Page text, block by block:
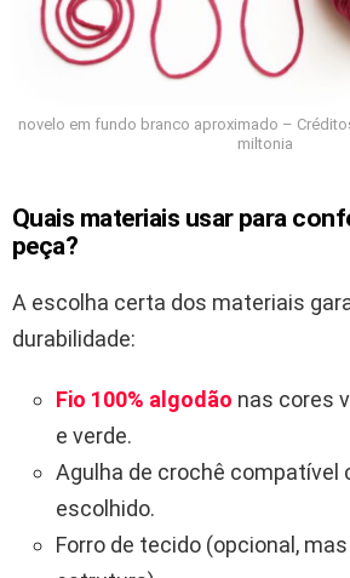
novelo em fundo branco aproximado –
miltonia
Quais materiais usar para
peça?
A escolha certa dos materiais
durabilidade:
Fio 100% algodão nas cores
e verde.
Agulha de crochê compatível
escolhido.
Forro de tecido (opcional,